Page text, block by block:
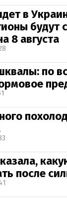
в
будут
8 августа
по
после